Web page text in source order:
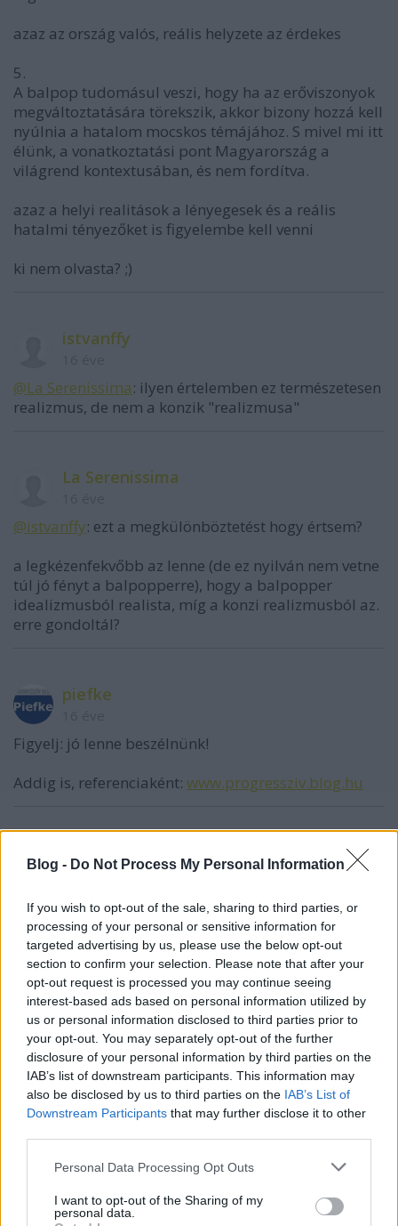
Blog - Do Not Process My Personal Information
If you wish to opt-out of the sale, sharing to third parties, or
processing of your personal or sensitive information for
targeted advertising by us, please use the below opt-out
section to confirm your selection. Please note that after your
opt-out request is processed you may continue seeing
interest-based ads based on personal information utilized by
us or personal information disclosed to third parties prior to
your opt-out. You may separately opt-out of the further
disclosure of your personal information by third parties on the
IAB’s list of downstream participants. This information may
also be disclosed by us to third parties on the IAB’s List of
Downstream Participants that may further disclose it to other
Please note that this website/app uses one or more Google
not limited to your visit or usage behaviour. You may click to
grant or deny consent to Google and its third-party tags to
Personal Data Processing Opt Outs
I want to opt-out of the Sharing of my
personal data.
azaz az ország valós, reális helyzete az érdekes
5.
A balpop tudomásul veszi, hogy ha az erőviszonyok
megváltoztatására törekszik, akkor bizony hozzá kell
nyúlnia a hatalom mocskos témájához. S mivel mi itt
élünk, a vonatkoztatási pont Magyarország a
világrend kontextusában, és nem fordítva.
azaz a helyi realitások a lényegesek és a reális
hatalmi tényezőket is figyelembe kell venni
ki nem olvasta? ;)
istvanffy
@La Serenissima: ilyen értelemben ez természetesen
realizmus, de nem a konzik "realizmusa"
La Serenissima
@istvanffy: ezt a megkülönböztetést hogy értsem?
a legkézenfekvőbb az lenne (de ez nyilván nem vetne
túl jó fényt a balpopperre), hogy a balpopper
idealizmusból realista, míg a konzi realizmusból az.
erre gondoltál?
piefke
Figyelj: jó lenne beszélnünk!
Addig is, referenciaként: www.progressziv.blog.hu
16 éve
Rendben. És mi az oka annak, hogy ez a vélemény
hátul marad, a terem sarkában és oldalán?
16 éve
"Egy ilyen baloldalnak nem lehet köze ahhoz
a liberális-européer értelmiségi baloldalisághoz
sem, ami a Nyugathoz való felemelkedést úgy
képzeli el, hogy sürgősen elfelejtjük a helyi, közös
magyar történetünket. A magyar balliberálisok a
jelenlegi világrendbe való betagozódást a
liberalizmus elvi értékeihez való felemelkedésként
élik meg, a betagozódásból fakadó összes
problémától pedig mint szégyenletes
provincializmustól fordulnak el."